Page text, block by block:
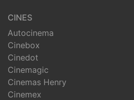
CINES
Autocinema
Cinebox
Cinedot
Cinemagic
Cinemas Henry
Cinemex